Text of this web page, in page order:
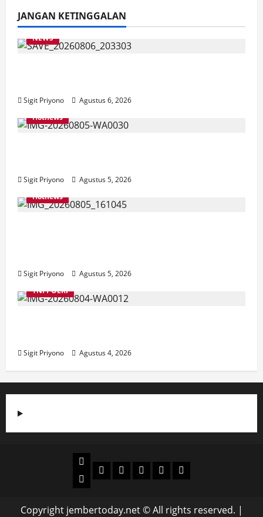
JANGAN KETINGGALAN
NEWS
Sigit Priyono
Agustus 6, 2026
Hotnews
Sigit Priyono
Agustus 5, 2026
Hotnews
Sigit Priyono
Agustus 5, 2026
TNI POLRI
Sigit Priyono Agustus 4, 2026
Beranda
News
PolitikOtomotifEkonomiSosialtentang
today
Copyright jembertoday.net © All rights reserved. |